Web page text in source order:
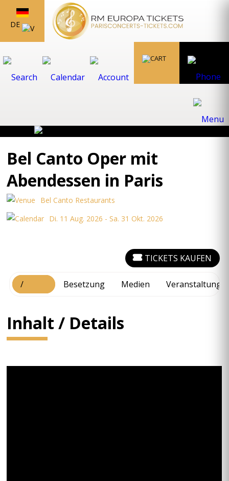
DE
Bel Canto Oper mit
Abendessen in Paris
Bel Canto Restaurants
Di. 11 Aug. 2026 - Sa. 31 Okt. 2026
/
Besetzung Medien
TICKETS KAUFEN
Inhalt / Details